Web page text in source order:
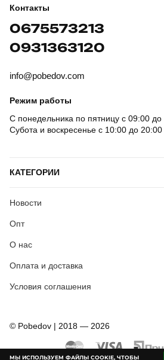
МЫ ИСПОЛЬЗУЕМ ФАЙЛЫ COOKIE, ЧТОБЫ
Контакты
0675573213
0931363120
info@pobedov.com
Режим работы
С понедельника по пятницу с 09:00 до
Субота и воскресенье с 10:00 до 20:00
КАТЕГОРИИ
Новости
Опт
О нас
Оплата и доставка
Условия соглашения
© Pobedov | 2018 — 2026